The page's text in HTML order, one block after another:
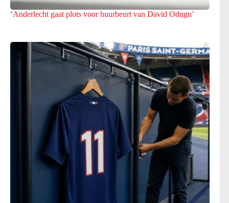
‘Anderlecht gaat plots voor huurbeurt van David Odugu’